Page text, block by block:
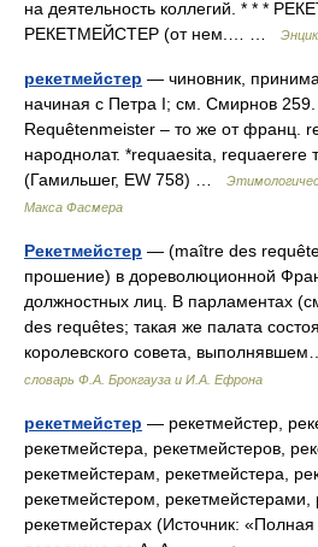
на деятельность коллегий. * * *
РЕКЕТМЕЙСТЕР (от нем.… …
рекетмейстер — чиновник,
начиная с Петра I; см. Смирнов 259.
Requêtenmeister – то же от франц.
народнолат. *requaesita, requaerere
(Гамильшег, ЕW 758) …
Макса Фасмера
Рекетмейстер — (maître des
прошение) в дореволюционной
должностных лиц. В парламентах
des requêtes; такая же палата
королевского совета,
словарь Ф.А. Брокгауза и И.А. Ефрона
рекетмейстер — рекетмейстер,
рекетмейстера, рекетмейстеров,
рекетмейстерам, рекетмейстера,
рекетмейстером, рекетмейстерами,
рекетмейстерах (Источник: